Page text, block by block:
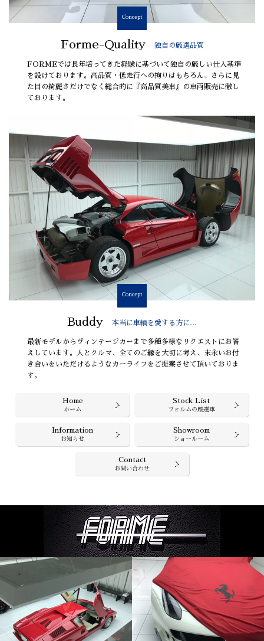
Concept
Forme-Quality 独自の厳選品質
FORMEでは長年培ってきた経験に基づいて独自の厳しい仕入基準
を設けております。高品質・低走行への拘りはもちろん、さらに見
た目の綺麗さだけでなく総合的に『高品質美車』の車両販売に徹し
ております。
Concept
Buddy 本当に車輌を愛する方に…
最新モデルからヴィンテージカーまで多種多様なリクエストにお答
えしています。人とクルマ、全てのご縁を大切に考え、末永いお付
き合いをいただけるようなカーライフをご提案させて頂いておりま
す。
Home
ホーム
Stock List
フォルムの厳選車
Information
お知らせ
Showroom
ショールーム
Contact
お問い合わせ